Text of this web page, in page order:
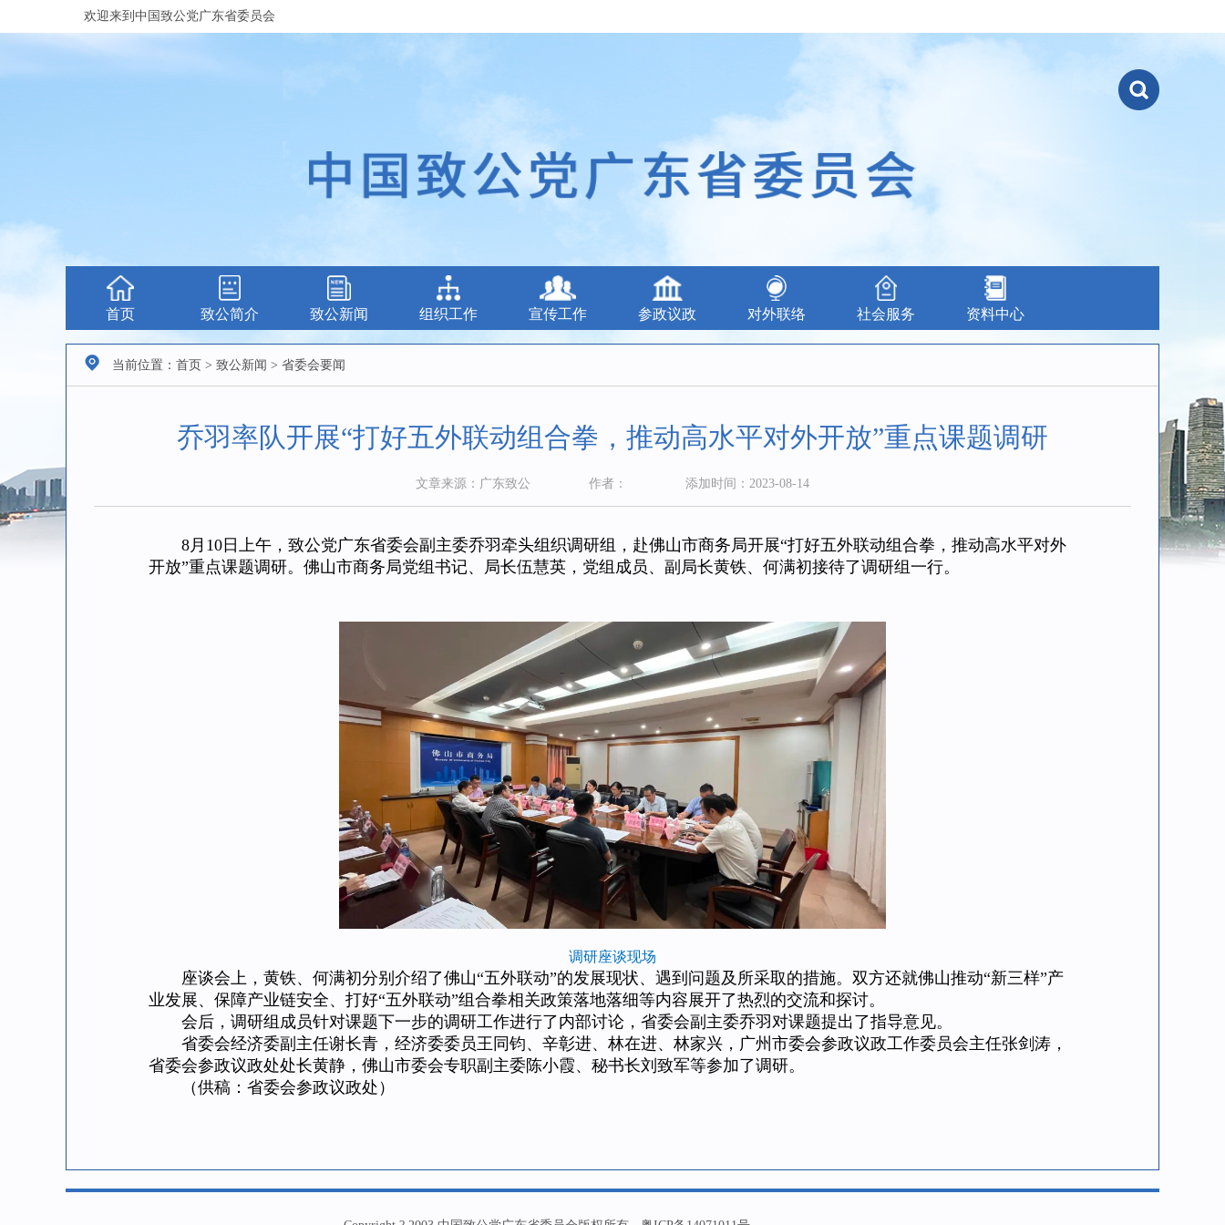
欢迎来到中国致公党广东省委员会
首页 致公简介 致公新闻 组织工作 宣传工作 参政议政 对外联络 社会服务 资料中心
当前位置：首页 > 致公新闻 > 省委会要闻
乔羽率队开展“打好五外联动组合拳，推动高水平对外开放”重点课题调研
文章来源：广东致公 作者： 添加时间：2023-08-14
8月10日上午，致公党广东省委会副主委乔羽牵头组织调研组，赴佛山市商务局开展“打好五外联动组合拳，推动高水平对外
开放”重点课题调研。佛山市商务局党组书记、局长伍慧英，党组成员、副局长黄铁、何满初接待了调研组一行。
调研座谈现场
座谈会上，黄铁、何满初分别介绍了佛山“五外联动”的发展现状、遇到问题及所采取的措施。双方还就佛山推动“新三样”产
业发展、保障产业链安全、打好“五外联动”组合拳相关政策落地落细等内容展开了热烈的交流和探讨。
会后，调研组成员针对课题下一步的调研工作进行了内部讨论，省委会副主委乔羽对课题提出了指导意见。
省委会经济委副主任谢长青，经济委委员王同钧、辛彰进、林在进、林家兴，广州市委会参政议政工作委员会主任张剑涛，
省委会参政议政处处长黄静，佛山市委会专职副主委陈小霞、秘书长刘致军等参加了调研。
（供稿：省委会参政议政处）